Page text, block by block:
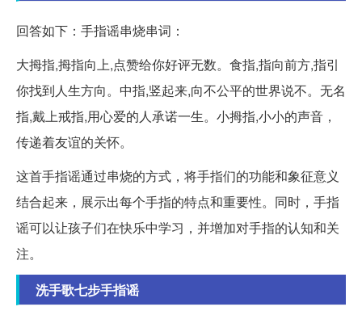
回答如下：手指谣串烧串词：
大拇指,拇指向上,点赞给你好评无数。食指,指向前方,指引
你找到人生方向。中指,竖起来,向不公平的世界说不。无名
指,戴上戒指,用心爱的人承诺一生。小拇指,小小的声音，
传递着友谊的关怀。
这首手指谣通过串烧的方式，将手指们的功能和象征意义
结合起来，展示出每个手指的特点和重要性。同时，手指
谣可以让孩子们在快乐中学习，并增加对手指的认知和关
注。
洗手歌七步手指谣